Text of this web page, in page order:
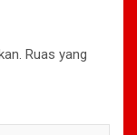
Ruas yang